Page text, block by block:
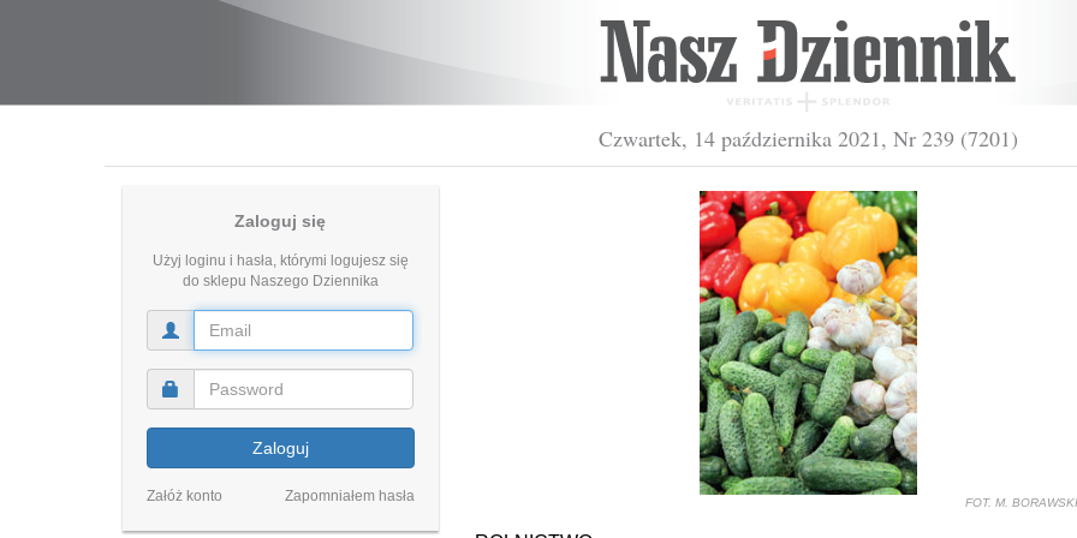
Czwartek, 14 października 2021, Nr 239 (7201)
Zaloguj się
Użyj loginu i hasła, którymi logujesz się
do sklepu Naszego Dziennika
Zaloguj
Załóż konto Zapomniałem hasła FOT. M. BORAWSKI